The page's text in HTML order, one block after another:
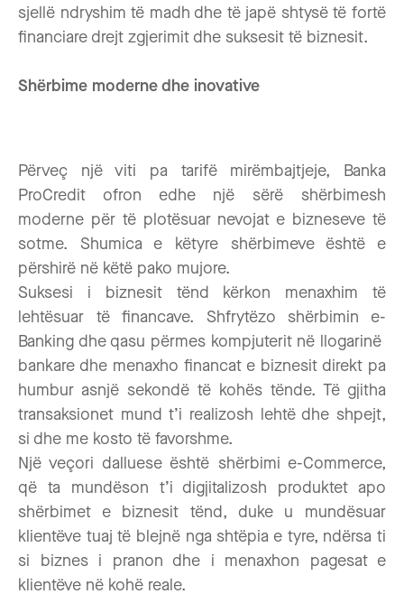
sjellë ndryshim të madh dhe të japë shtysë të fortë
financiare drejt zgjerimit dhe suksesit të biznesit.
Shërbime moderne dhe inovative
Përveç një viti pa tarifë mirëmbajtjeje, Banka
ProCredit ofron edhe një sërë shërbimesh
moderne për të plotësuar nevojat e bizneseve të
sotme. Shumica e këtyre shërbimeve është e
përshirë në këtë pako mujore.
Suksesi i biznesit tënd kërkon menaxhim të
lehtësuar të financave. Shfrytëzo shërbimin e-
Banking dhe qasu përmes kompjuterit në llogarinë
bankare dhe menaxho financat e biznesit direkt pa
humbur asnjë sekondë të kohës tënde. Të gjitha
transaksionet mund t’i realizosh lehtë dhe shpejt,
si dhe me kosto të favorshme.
Një veçori dalluese është shërbimi e-Commerce,
që ta mundëson t’i digjitalizosh produktet apo
shërbimet e biznesit tënd, duke u mundësuar
klientëve tuaj të blejnë nga shtëpia e tyre, ndërsa ti
si biznes i pranon dhe i menaxhon pagesat e
klientëve në kohë reale.